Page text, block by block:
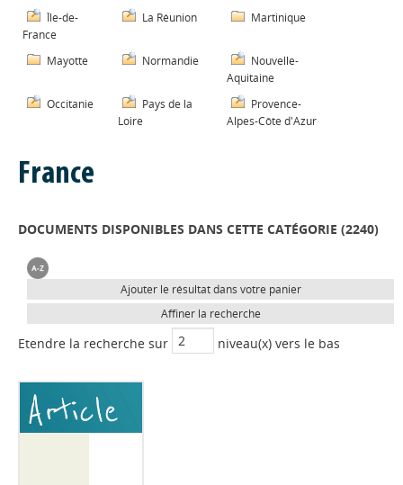
Île-de-
France
La Réunion Martinique
Mayotte Normandie
Nouvelle-
Aquitaine
Occitanie
Pays de la
Loire
Provence-
Alpes-Côte d'Azur
France
DOCUMENTS DISPONIBLES DANS CETTE CATÉGORIE (2240)
Ajouter le résultat dans votre panier
Affiner la recherche
Etendre la recherche sur niveau(x) vers le bas